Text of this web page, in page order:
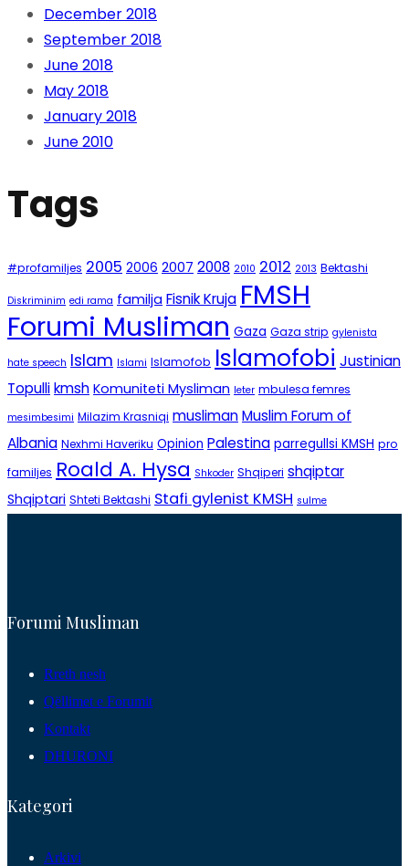
December 2018
September 2018
June 2018
May 2018
January 2018
June 2010
Tags
#profamiljes 2005 2006 2007 2008 2010 2012 2013 Bektashi
Diskriminim edi rama familja Fisnik Kruja FMSH
Forumi Musliman Gaza Gaza strip gylenista
hate speech Islam Islami Islamofob Islamofobi Justinian
Topullikmsh Komuniteti Mysliman leter mbulesa femres
mesimbesimi Milazim Krasniqi muslimanMuslim Forum of
Albania Nexhmi Haveriku Opinion Palestina parregullsi KMSH pro
familjes Roald A. Hysa Shkoder Shqiperi shqiptar
Shqiptari Shteti Bektashi Stafi gylenist KMSH sulme
Forumi Musliman
Rreth nesh
Qëllimet e Forumit
Kontakt
DHURONI
Kategori
Arkivi